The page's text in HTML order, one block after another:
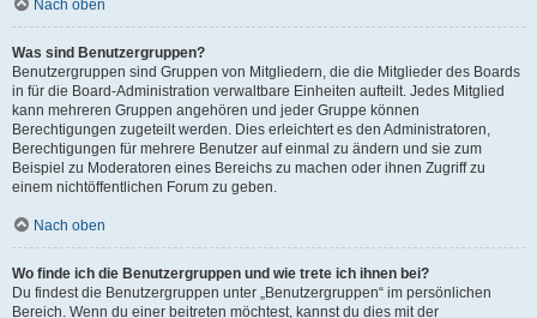
Nach oben
Was sind Benutzergruppen?
Benutzergruppen sind Gruppen von Mitgliedern, die die Mitglieder des Boards
in für die Board-Administration verwaltbare Einheiten aufteilt. Jedes Mitglied
kann mehreren Gruppen angehören und jeder Gruppe können
Berechtigungen zugeteilt werden. Dies erleichtert es den Administratoren,
Berechtigungen für mehrere Benutzer auf einmal zu ändern und sie zum
Beispiel zu Moderatoren eines Bereichs zu machen oder ihnen Zugriff zu
einem nichtöffentlichen Forum zu geben.
Nach oben
Wo finde ich die Benutzergruppen und wie trete ich ihnen bei?
Du findest die Benutzergruppen unter „Benutzergruppen“ im persönlichen
Bereich. Wenn du einer beitreten möchtest, kannst du dies mit der